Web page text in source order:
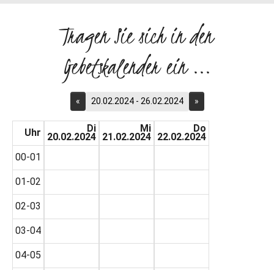
Tragen Sie sich in den
Gebetskalender ein ...
« 20.02.2024 - 26.02.2024 »
Uhr
00-01
01-02
02-03
03-04
04-05
Di
20.02.2024
Mi
21.02.2024
Do
22.02.2024